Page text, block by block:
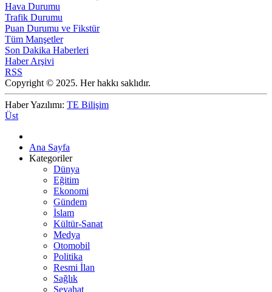
Hava Durumu
Trafik Durumu
Puan Durumu ve Fikstür
Tüm Manşetler
Son Dakika Haberleri
Haber Arşivi
RSS
Copyright © 2025. Her hakkı saklıdır.
Haber Yazılımı: TE Bilişim
Üst
Ana Sayfa
Kategoriler
Dünya
Eğitim
Ekonomi
Gündem
İslam
Kültür-Sanat
Medya
Otomobil
Politika
Resmi İlan
Sağlık
Seyahat